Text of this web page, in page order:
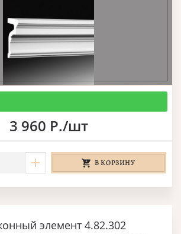
3 960 Р./шт
В КОРЗИНУ
элемент 4.82.302